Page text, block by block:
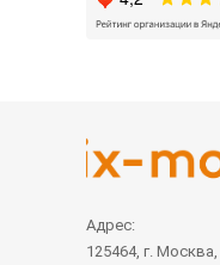
Адрес:
125464, г.